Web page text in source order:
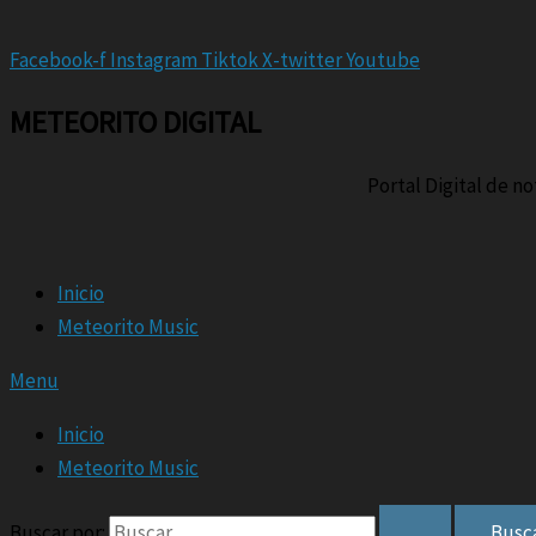
Facebook-fInstagram TiktokX-twitterYoutube
METEORITO DIGITAL
Portal Digital de
Inicio
Meteorito Music
Menu
Inicio
Meteorito Music